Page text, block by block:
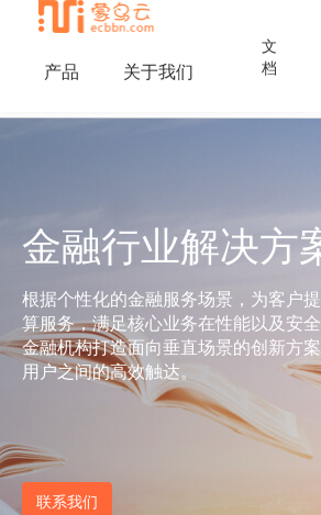
产品 关于我们
文
档
金融行业解决方
根据个性化的金融服务场景，为客户
算服务，满足核心业务在性能以及安
金融机构打造面向垂直场景的创新方
用户之间的高效触达。
联系我们